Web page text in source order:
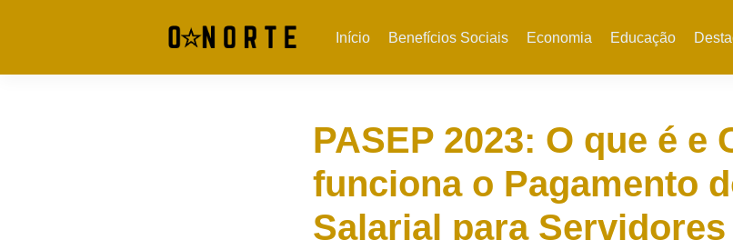
Início Benefícios Sociais Economia Educação
PASEP 2023: O que é e
funciona o Pagamento
Salarial para